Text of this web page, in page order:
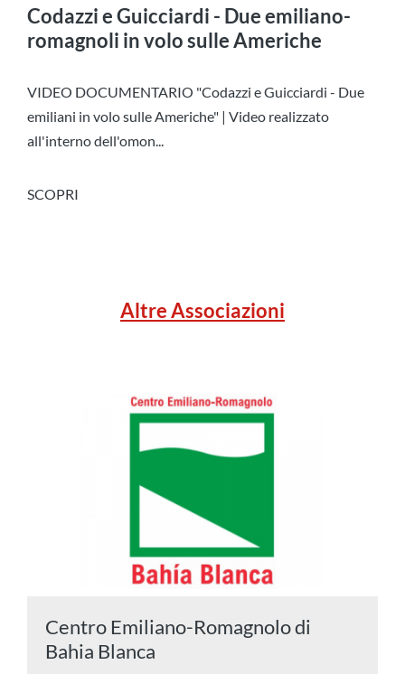
Codazzi e Guicciardi - Due emiliano-
romagnoli in volo sulle Americhe
VIDEO DOCUMENTARIO "Codazzi e Guicciardi - Due
emiliani in volo sulle Americhe" | Video realizzato
all'interno dell'omon...
SCOPRI
Altre Associazioni
Centro Emiliano-Romagnolo di
Bahia Blanca